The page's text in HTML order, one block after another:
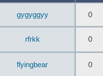
gygyggyy 0
rfrkk 0
flyingbear 0